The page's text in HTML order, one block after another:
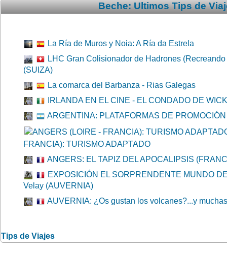
Beche: Ultimos Tips de
La Ría de Muros y Noia: A Ría da Estrela
LHC Gran Colisionador de Hadrones
(SUIZA)
La comarca del Barbanza - Rias Galegas
IRLANDA EN EL CINE - EL CONDADO DE
ARGENTINA: PLATAFORMAS DE
FRANCIA): TURISMO ADAPTADO
ANGERS: EL TAPIZ DEL APOCALIPSIS
EXPOSICIÓN EL SORPRENDENTE MUNDO
Velay (AUVERNIA)
AUVERNIA: ¿Os gustan los volcanes?...y
Tips de Viajes